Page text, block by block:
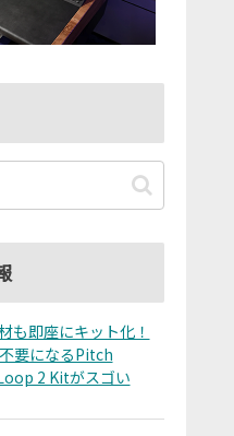
も即座にキット化！
要になるPitch
2 Kitがスゴい